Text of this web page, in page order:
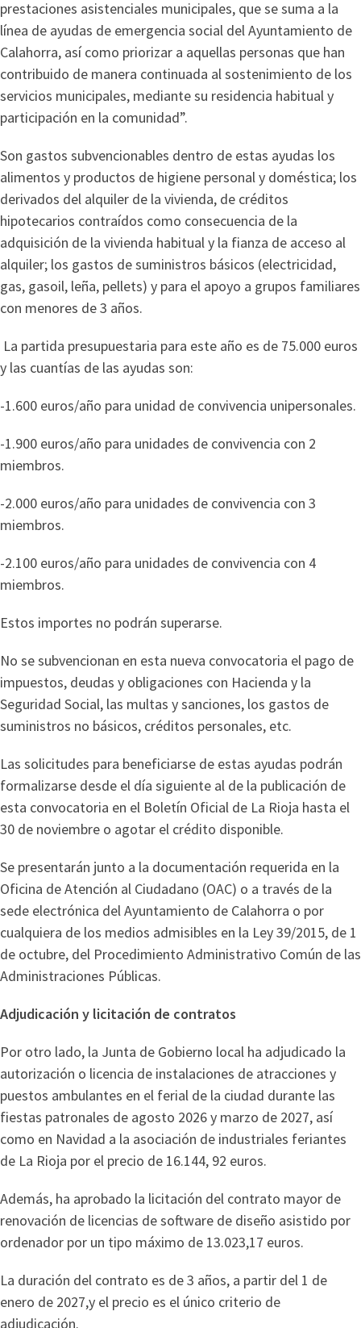
prestaciones asistenciales municipales, que se suma a la
línea de ayudas de emergencia social del Ayuntamiento de
Calahorra, así como priorizar a aquellas personas que han
contribuido de manera continuada al sostenimiento de los
servicios municipales, mediante su residencia habitual y
participación en la comunidad”.
Son gastos subvencionables dentro de estas ayudas los
alimentos y productos de higiene personal y doméstica; los
derivados del alquiler de la vivienda, de créditos
hipotecarios contraídos como consecuencia de la
adquisición de la vivienda habitual y la fianza de acceso al
alquiler; los gastos de suministros básicos (electricidad,
gas, gasoil, leña, pellets) y para el apoyo a grupos familiares
con menores de 3 años.
La partida presupuestaria para este año es de 75.000 euros
y las cuantías de las ayudas son:
-1.600 euros/año para unidad de convivencia unipersonales.
-1.900 euros/año para unidades de convivencia con 2
miembros.
-2.000 euros/año para unidades de convivencia con 3
miembros.
-2.100 euros/año para unidades de convivencia con 4
miembros.
Estos importes no podrán superarse.
No se subvencionan en esta nueva convocatoria el pago de
impuestos, deudas y obligaciones con Hacienda y la
Seguridad Social, las multas y sanciones, los gastos de
suministros no básicos, créditos personales, etc.
Las solicitudes para beneficiarse de estas ayudas podrán
formalizarse desde el día siguiente al de la publicación de
esta convocatoria en el Boletín Oficial de La Rioja hasta el
30 de noviembre o agotar el crédito disponible.
Se presentarán junto a la documentación requerida en la
Oficina de Atención al Ciudadano (OAC) o a través de la
sede electrónica del Ayuntamiento de Calahorra o por
cualquiera de los medios admisibles en la Ley 39/2015, de 1
de octubre, del Procedimiento Administrativo Común de las
Administraciones Públicas.
Adjudicación y licitación de contratos
Por otro lado, la Junta de Gobierno local ha adjudicado la
autorización o licencia de instalaciones de atracciones y
puestos ambulantes en el ferial de la ciudad durante las
fiestas patronales de agosto 2026 y marzo de 2027, así
como en Navidad a la asociación de industriales feriantes
de La Rioja por el precio de 16.144, 92 euros.
Además, ha aprobado la licitación del contrato mayor de
renovación de licencias de software de diseño asistido por
ordenador por un tipo máximo de 13.023,17 euros.
La duración del contrato es de 3 años, a partir del 1 de
enero de 2027,y el precio es el único criterio de
adjudicación.